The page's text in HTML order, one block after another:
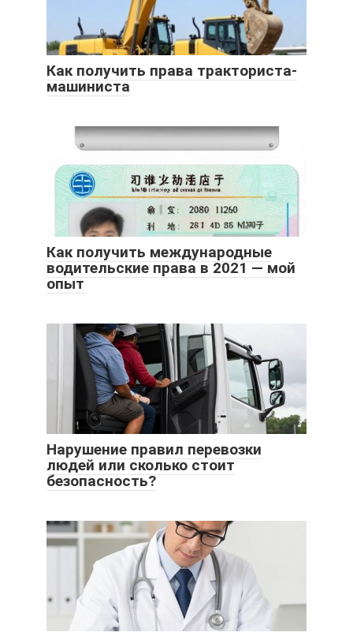
Как получить права тракториста-
машиниста
Как получить международные
водительские права в 2021 — мой
опыт
Нарушение правил перевозки
людей или сколько стоит
безопасность?